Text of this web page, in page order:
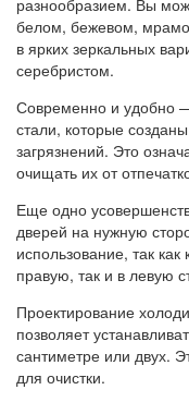
разнообразием. Вы
белом, бежевом,
в ярких зеркальных
серебристом.
Современно и удобно
стали, которые
загрязнений. Это
очищать их от
Еще одно
дверей на нужную
использование, так
правую, так и в левую
Проектирование
позволяет
сантиметре или двух.
для очистки.